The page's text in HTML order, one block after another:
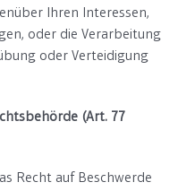
Ihren Interessen,
oder die Verarbeitung
oder Verteidigung
(Art. 77
Recht auf Beschwerde